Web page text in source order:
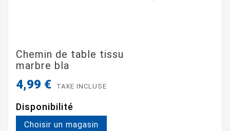
Chemin de table tissu
marbre bla
4,99 € TAXE INCLUSE
Disponibilité
Choisir un magasin